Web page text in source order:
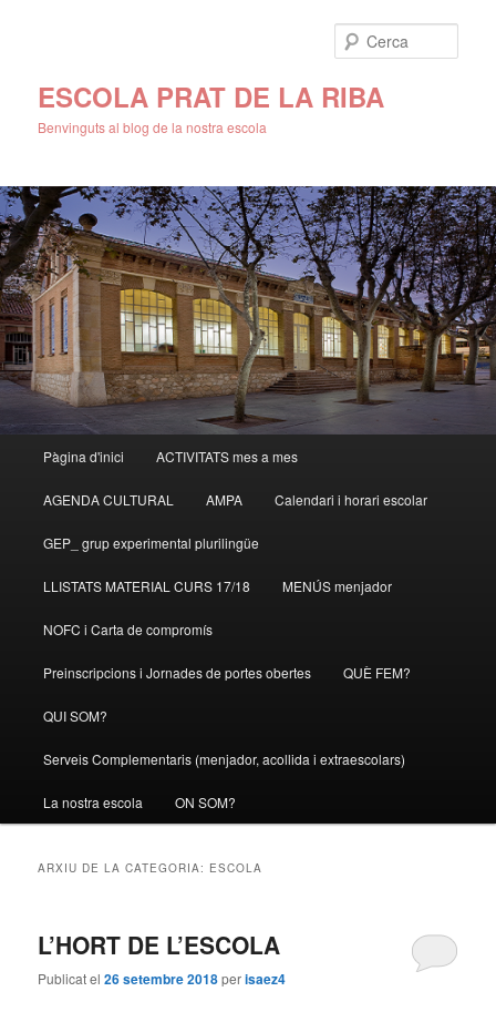
ESCOLA PRAT DE LA RIBA
Benvinguts al blog de la nostra escola
principal
Aneu
al
contingut
Aneu
al
contingut
Pàgina d'inici ACTIVITATS mes a mes
AGENDA CULTURAL AMPA Calendari i horari escolar
GEP_ grup experimental plurilingüe
LLISTATS MATERIAL CURS 17/18 MENÚS menjador
NOFC i Carta de compromís
Preinscripcions i Jornades de portes obertes QUÈ FEM?
QUI SOM?
Serveis Complementaris (menjador, acollida i extraescolars)
La nostra escola ON SOM?
ARXIU DE LA CATEGORIA: ESCOLA
L’HORT DE L’ESCOLA
Publicat el26 setembre 2018perisaez4